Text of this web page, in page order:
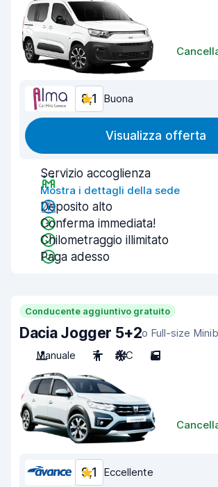
8,1 Buona
Visualizza offerta
Servizio accoglienza
Mostra i dettagli della sede
Deposito alto
Conferma immediata!
Chilometraggio illimitato
Paga adesso
Conducente aggiuntivo gratuito
Dacia Jogger 5+2o Full-size
Manuale
7 A/C 5
9,1 Eccellente